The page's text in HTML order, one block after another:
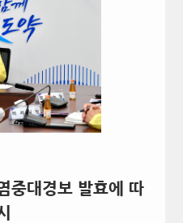
중대경보 발효에 따